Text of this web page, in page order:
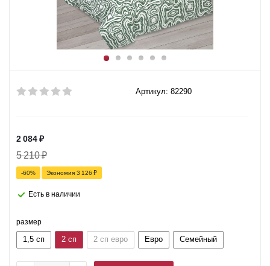
Артикул: 82290
2 084₽
5 210₽
-60% Экономия 3 126 ₽
Есть в наличии
размер
1,5 сп 2 сп 2 сп евро Евро Семейный